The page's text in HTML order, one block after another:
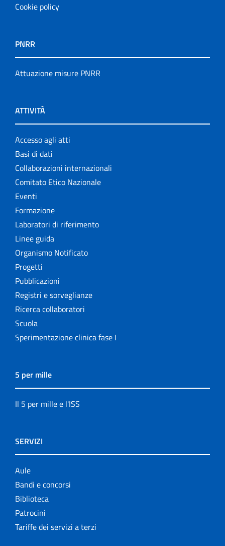
Cookie policy
PNRR
Attuazione misure PNRR
ATTIVITÀ
Accesso agli atti
Basi di dati
Collaborazioni internazionali
Comitato Etico Nazionale
Eventi
Formazione
Laboratori di riferimento
Linee guida
Organismo Notificato
Progetti
Pubblicazioni
Registri e sorveglianze
Ricerca collaboratori
Scuola
Sperimentazione clinica fase I
5 per mille
Il 5 per mille e l'ISS
SERVIZI
Aule
Bandi e concorsi
Biblioteca
Patrocini
Tariffe dei servizi a terzi